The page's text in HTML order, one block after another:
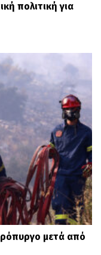
πολιτική για
μετά από